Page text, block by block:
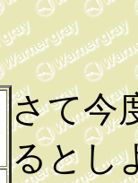
さて今
るとし